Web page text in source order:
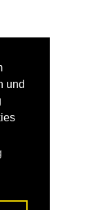
und